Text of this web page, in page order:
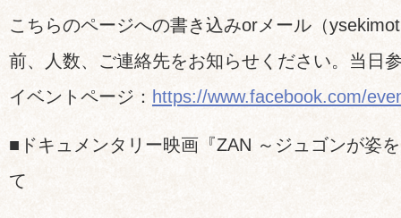
こちらのページへの書き込みorメール（
前、人数、ご連絡先をお知らせください。当日
イベントページ： https://www.facebook.com/
■ドキュメンタリー映画『ZAN ～ジュゴンが姿
て